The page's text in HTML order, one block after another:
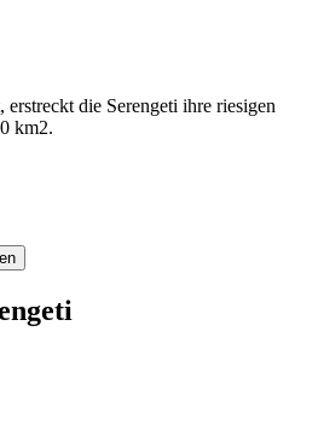
die Serengeti ihre riesigen
km2.